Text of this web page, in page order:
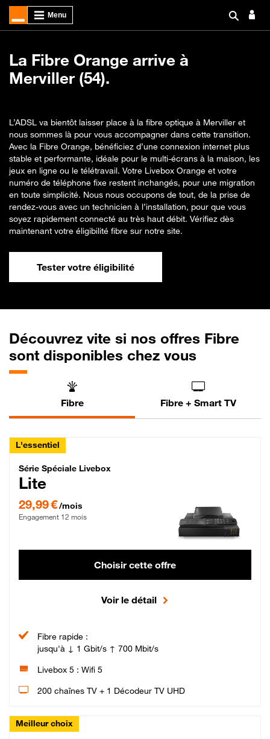
La Fibre Orange arrive à
Merviller (54).
L’ADSL va bientôt laisser place à la fibre optique à Merviller et
nous sommes là pour vous accompagner dans cette transition.
Avec la Fibre Orange, bénéficiez d’une connexion internet plus
stable et performante, idéale pour le multi-écrans à la maison, les
jeux en ligne ou le télétravail. Votre Livebox Orange et votre
numéro de téléphone fixe restent inchangés, pour une migration
en toute simplicité. Nous nous occupons de tout, de la prise de
rendez-vous avec un technicien à l’installation, pour que vous
soyez rapidement connecté au très haut débit. Vérifiez dès
maintenant votre éligibilité fibre sur notre site.
Tester votre éligibilité
Découvrez vite si nos offres Fibre
sont disponibles chez vous
Fibre Fibre + Smart TV
L'essentiel
Série Spéciale Livebox Lite Fibre
Série Spéciale Livebox
Lite
29,99 €/mois
Engagement 12 mois
Choisir cette offre
Voir le détail
Fibre rapide :
jusqu'à ↓ 1 Gbit/s ↑ 700 Mbit/s
Livebox 5 : Wifi 5
200 chaînes TV + 1 Décodeur TV UHD
Meilleur choix